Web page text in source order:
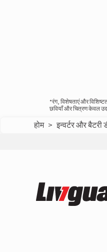
*रंग, विशेषताएं और
छवियाँ और चित्रण केवल
होम > इन्वर्टर और